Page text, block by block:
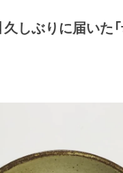
久しぶりに届いた